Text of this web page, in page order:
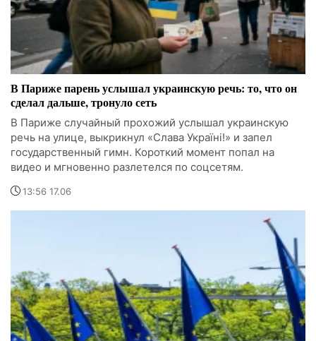
В Париже парень услышал украинскую речь: то, что он
сделал дальше, тронуло сеть
В Париже случайный прохожий услышал украинскую
речь на улице, выкрикнул «Слава Україні!» и запел
государственный гимн. Короткий момент попал на
видео и мгновенно разлетелся по соцсетям.
13:56 17.06